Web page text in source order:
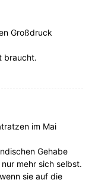
Großdruck
braucht.
im Mai
Gehabe
mehr sich selbst.
sie auf die